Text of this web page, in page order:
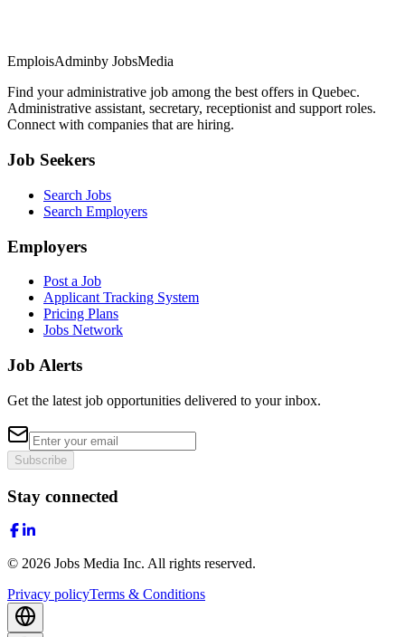
EmploisAdminby JobsMedia
Find your administrative job among the best offers in Quebec.
Administrative assistant, secretary, receptionist and support roles.
Connect with companies that are hiring.
Job Seekers
Search Jobs
Search Employers
Employers
Post a Job
Applicant Tracking System
Pricing Plans
Jobs Network
Job Alerts
Get the latest job opportunities delivered to your inbox.
Subscribe
Stay connected
© 2026 Jobs Media Inc. All rights reserved.
Privacy policyTerms & Conditions